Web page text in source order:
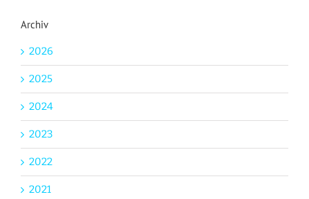
Archiv
2026
2025
2024
2023
2022
2021